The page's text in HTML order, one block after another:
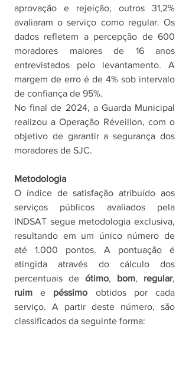
aprovação e rejeição, outros 31,2%
avaliaram o serviço como regular. Os
dados refletem a percepção de 600
moradores maiores de 16 anos
entrevistados pelo levantamento. A
margem de erro é de 4% sob intervalo
de confiança de 95%.
No final de 2024, a Guarda Municipal
realizou a Operação Réveillon, com o
objetivo de garantir a segurança dos
moradores de SJC.
Metodologia
O índice de satisfação atribuído aos
serviços públicos avaliados pela
INDSAT segue metodologia exclusiva,
resultando em um único número de
até 1.000 pontos. A pontuação é
atingida através do cálculo dos
percentuais de ótimo, bom, regular
ruim e péssimo obtidos por cada
serviço. A partir deste número, são
classificados da seguinte forma: